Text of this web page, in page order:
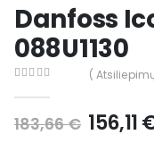
Danfoss
088U1130
(
183,66€ 156,11